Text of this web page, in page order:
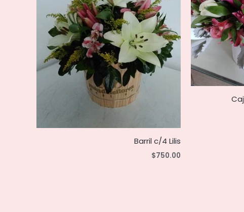
Barril c/4 Lilis
$750.00